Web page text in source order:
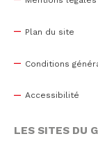
Plan du site
Conditions
Accessibilité
LES SITES DU